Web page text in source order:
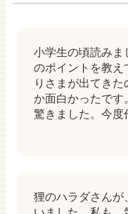
小学生の頃読みま
のポイントを教え
りさまが出てき
か面白かったです
驚きました。今度
狸のハラダさんが